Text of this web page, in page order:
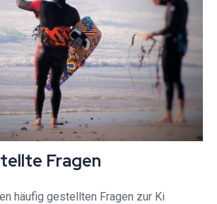
Fragen
häufig gestellten Fragen zur Ki